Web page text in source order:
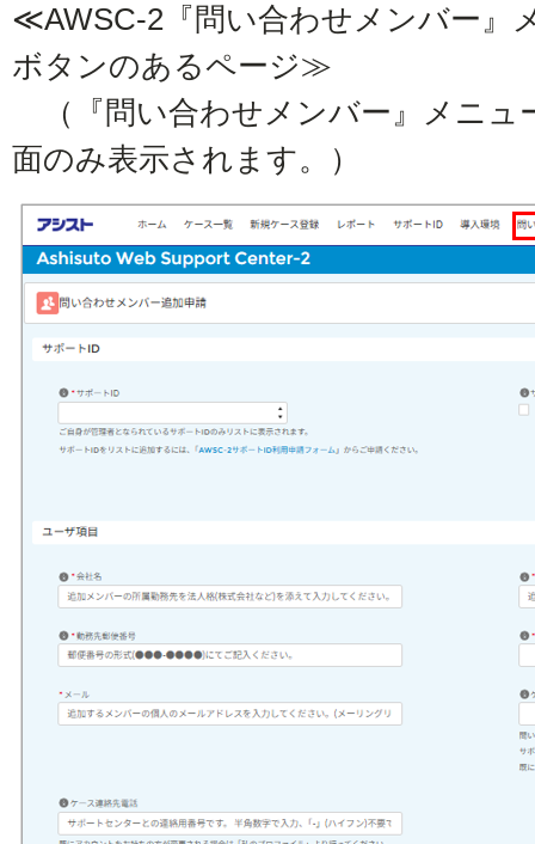
≪AWSC-2『問い合わせメンバー』
ボタンのあるページ≫
（『問い合わせメンバー』メニュ
面のみ表示されます。）